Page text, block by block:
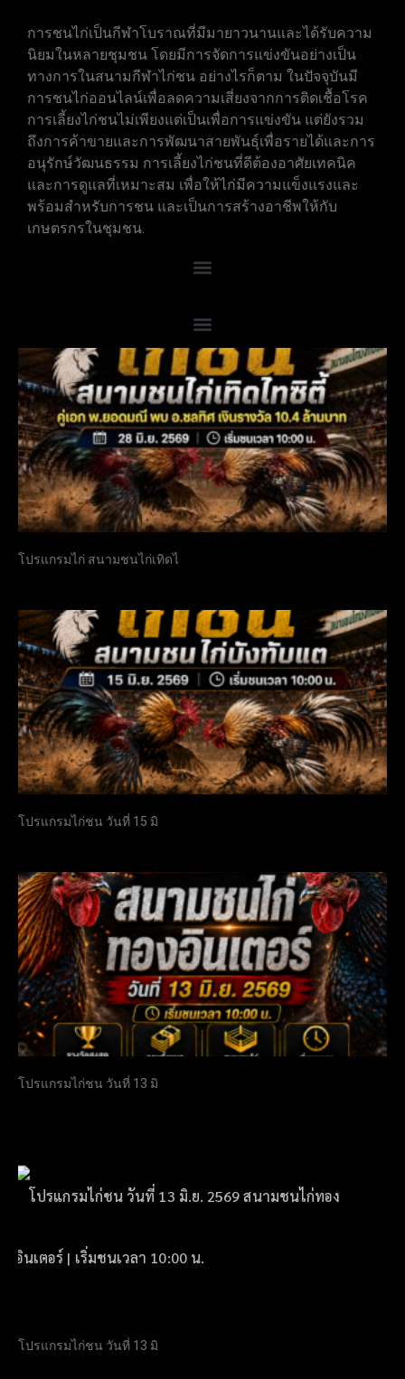
การชนไก่เป็นกีฬาโบราณที่มีมายาวนานและได้รับความ
นิยมในหลายชุมชน โดยมีการจัดการแข่งขันอย่างเป็น
ทางการในสนามกีฬาไก่ชน อย่างไรก็ตาม ในปัจจุบันมี
การชนไก่ออนไลน์เพื่อลดความเสี่ยงจากการติดเชื้อโรค
การเลี้ยงไก่ชนไม่เพียงแต่เป็นเพื่อการแข่งขัน แต่ยังรวม
ถึงการค้าขายและการพัฒนาสายพันธุ์เพื่อรายได้และการ
อนุรักษ์วัฒนธรรม การเลี้ยงไก่ชนที่ดีต้องอาศัยเทคนิค
และการดูแลที่เหมาะสม เพื่อให้ไก่มีความแข็งแรงและ
พร้อมสำหรับการชน และเป็นการสร้างอาชีพให้กับ
เกษตรกรในชุมชน.
โปรแกรมไก่ สนามชนไก่เทิดไ
โปรแกรมไก่ชน วันที่ 15 มิ
โปรแกรมไก่ชน วันที่ 13 มิ
โปรแกรมไก่ชน วันที่ 13 มิ